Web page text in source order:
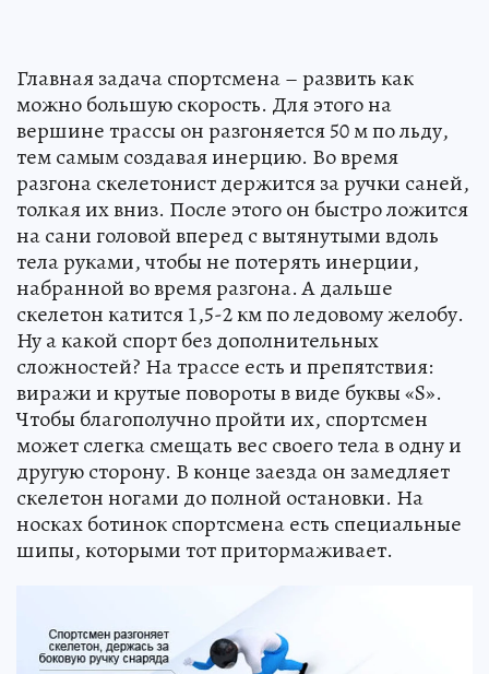
Главная задача спортсмена – развить как
можно большую скорость. Для этого на
вершине трассы он разгоняется 50 м по льду,
тем самым создавая инерцию. Во время
разгона скелетонист держится за ручки саней,
толкая их вниз. После этого он быстро ложится
на сани головой вперед с вытянутыми вдоль
тела руками, чтобы не потерять инерции,
набранной во время разгона. А дальше
скелетон катится 1,5-2 км по ледовому желобу.
Ну а какой спорт без дополнительных
сложностей? На трассе есть и препятствия:
виражи и крутые повороты в виде буквы «S».
Чтобы благополучно пройти их, спортсмен
может слегка смещать вес своего тела в одну и
другую сторону. В конце заезда он замедляет
скелетон ногами до полной остановки. На
носках ботинок спортсмена есть специальные
шипы, которыми тот притормаживает.